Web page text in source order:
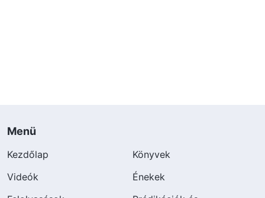
Menü
Kezdőlap
Könyvek
Videók
Énekek